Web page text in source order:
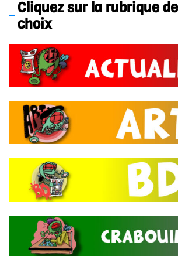
Cliquez sur la rubrique
choix